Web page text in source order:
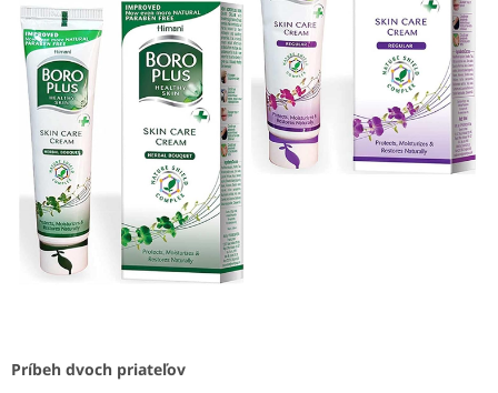
Príbeh dvoch priateľov